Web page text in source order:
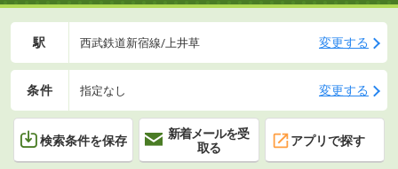
駅 西武鉄道新宿線/上井草 変更する
条件 指定なし 変更する
検索条件を保存
新着メールを受
取る
アプリで探す